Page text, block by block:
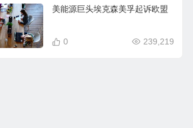
美能源巨头埃克森美孚起诉欧盟
239,219
0